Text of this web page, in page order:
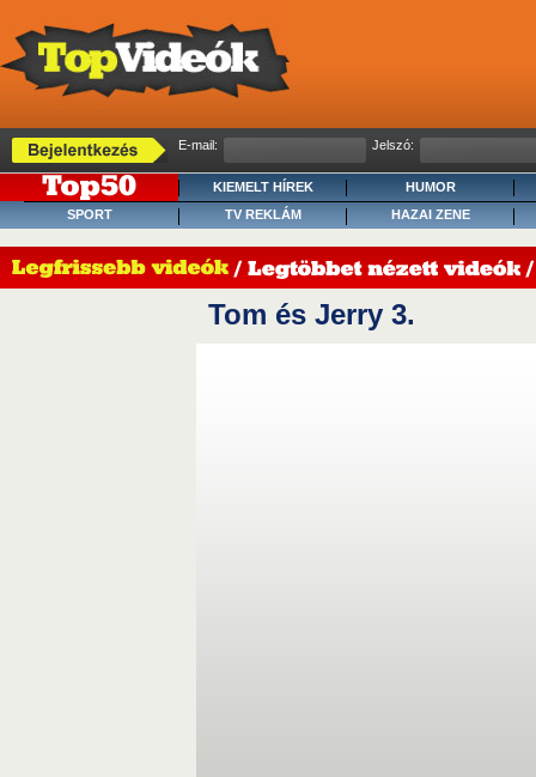
E-mail: Jelszó:
KIEMELT HÍREK
HUMOR
SPORT
TV REKLÁM HAZAI ZENE
Tom és Jerry 3.